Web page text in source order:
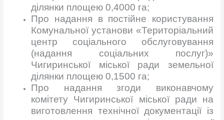
ділянки площею 0,4000 га;
Про надання в постійне користування
Комунальної установи «Територіальний
центр соціального обслуговування
(надання соціальних послуг)»
Чигиринської міської ради земельної
ділянки площею 0,1500 га;
Про надання згоди виконавчому
комітету Чигиринської міської ради на
виготовлення технічної документації із